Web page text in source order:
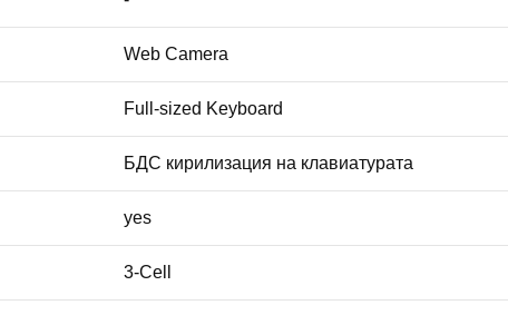
Web Camera
Full-sized Keyboard
БДС кирилизация на клавиатурата
yes
3-Cell